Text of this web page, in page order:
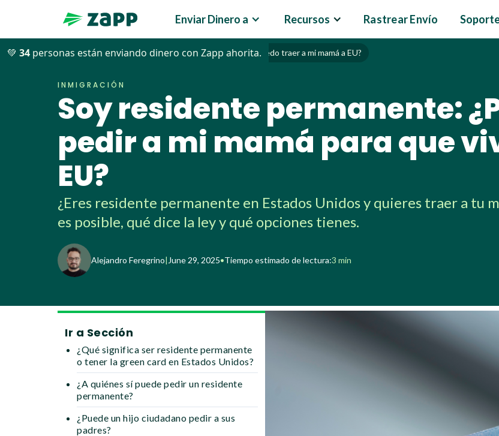
Enviar Dinero a Recursos Rastrear Envío
💚 30 personas están enviando dinero con Zapp ahorita.
Blog>>Inmigración>> Soy residente permanente: ¿Puedo traer a mi mamá a EU?
INMIGRACIÓN
Soy residente permanente:
pedir a mi mamá para que
EU?
¿Eres residente permanente en Estados Unidos y quieres traer a tu
es posible, qué dice la ley y qué opciones tienes.
Alejandro Feregrino| June 29, 2025•Tiempo estimado de lectura:3 min
Ir a Sección
¿Qué significa ser residente permanente
o tener la green card en Estados Unidos?
¿A quiénes sí puede pedir un residente
permanente?
¿Puede un hijo ciudadano pedir a sus
padres?